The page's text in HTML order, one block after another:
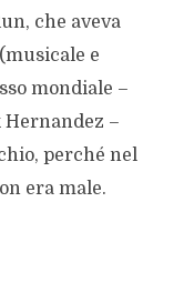
che aveva
e
mondiale –
–
perché nel
era male.